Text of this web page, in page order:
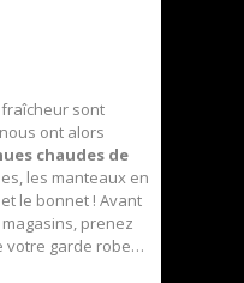
sont
ont alors
chaudes de
les manteaux en
le bonnet ! Avant
prenez
votre garde robe…